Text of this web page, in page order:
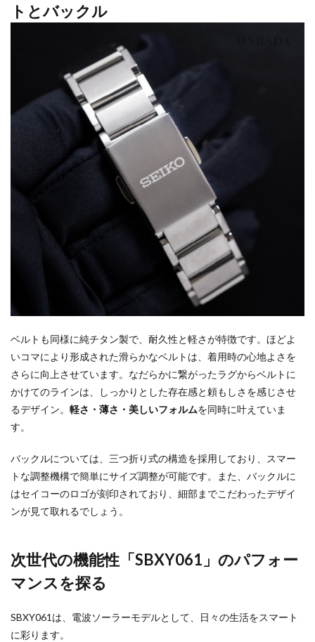
トとバックル
ベルトも同様に純チタン製で、耐久性と軽さが特徴です。ほどよ
いコマにより形成された滑らかなベルトは、着用時の心地よさを
さらに向上させています。なだらかに繋がったラグからベルトに
かけてのラインは、しっかりとした存在感と頼もしさを感じさせ
るデザイン。 軽さ・薄さ・美しいフォルムを同時に叶えていま
す。
バックルについては、三つ折り式の構造を採用しており、スマー
トな調整機構で簡単にサイズ調整が可能です。また、バックルに
はセイコーのロゴが刻印されており、細部までこだわったデザイ
ンが見て取れるでしょう。
次世代の機能性「SBXY061」のパフォー
マンスを探る
SBXY061は、電波ソーラーモデルとして、日々の生活をスマート
に彩ります。